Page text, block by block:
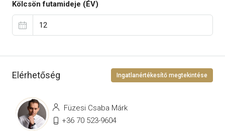
Kölcsön futamideje (ÉV)
Elérhetőség Ingatlanértékesítő megtekintése
Füzesi Csaba Márk
+36 70 523-9604